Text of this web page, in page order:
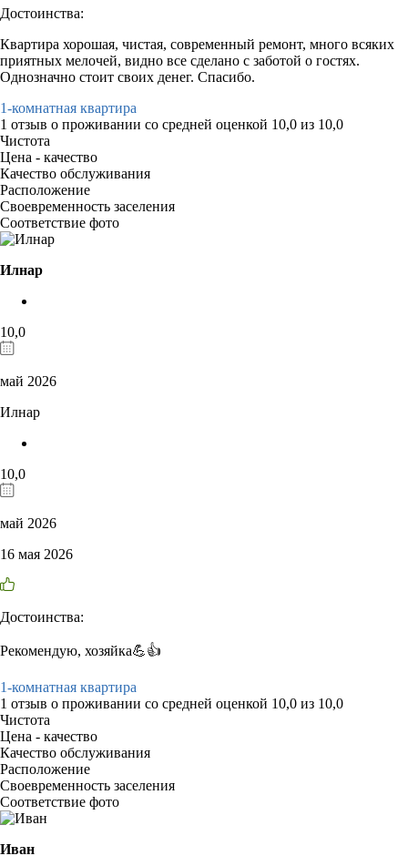
Достоинства:
Квартира хорошая, чистая, современный ремонт, много всяких
приятных мелочей, видно все сделано с заботой о гостях.
Однозначно стоит своих денег. Спасибо.
1-комнатная квартира
1 отзыв о проживании со средней оценкой 10,0 из 10,0
Чистота
Цена - качество
Качество обслуживания
Расположение
Своевременность заселения
Соответствие фото
Илнар
10,0
май 2026
Илнар
10,0
май 2026
16 мая 2026
Достоинства:
Рекомендую, хозяйка💪👍
1-комнатная квартира
1 отзыв о проживании со средней оценкой 10,0 из 10,0
Чистота
Цена - качество
Качество обслуживания
Расположение
Своевременность заселения
Соответствие фото
Иван